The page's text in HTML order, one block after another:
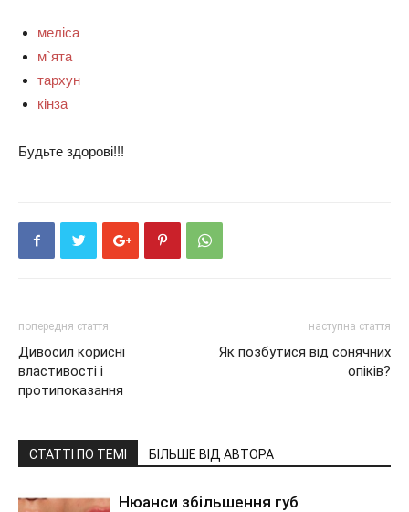
меліса
м`ята
тархун
кінза
Будьте здорові!!!
попередня стаття
Дивосил корисні
властивості і
протипоказання
наступна стаття
Як позбутися від сонячних
опіків?
СТАТТІ ПО ТЕМІ БІЛЬШЕ ВІД АВТОРА
Нюанси збільшення губ